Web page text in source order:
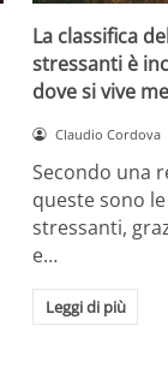
La classifica
stressanti è
dove si vive
Claudio Cordova
Secondo una
queste sono
stressanti,
e…
Leggi di più